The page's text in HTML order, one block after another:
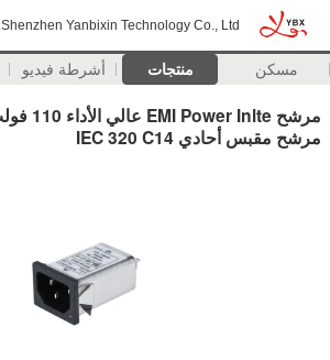
Shenzhen Yanbixin Technology Co., Ltd.
مسكن منتجات أشرطة فيديو
مرشح مقبس أحادي IEC 320 C14